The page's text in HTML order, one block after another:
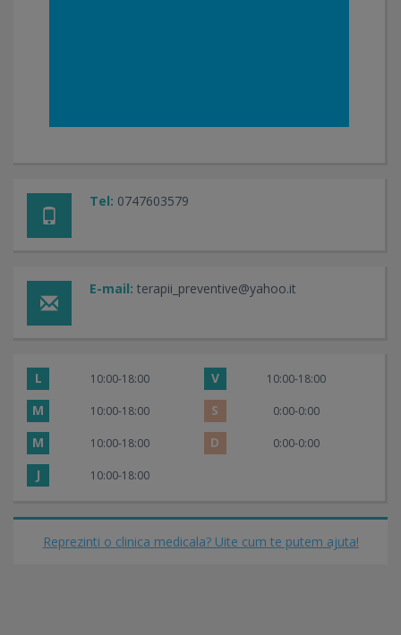
Tel: 0747603579
E-mail: terapii_preventive@yahoo.it
L 10:00-18:00 V 10:00-18:00
M 10:00-18:00 S 0:00-0:00
M 10:00-18:00 D 0:00-0:00
J 10:00-18:00
Reprezinti o clinica medicala? Uite cum te putem ajuta!